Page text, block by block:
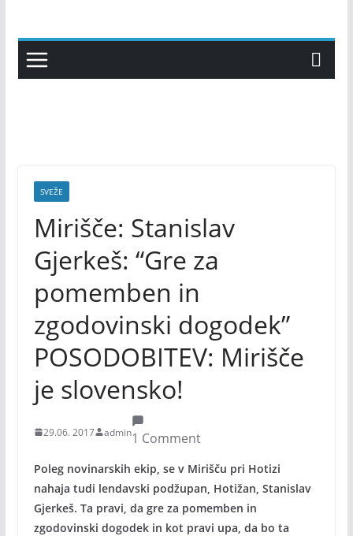
content
SVEŽE
Mirišče: Stanislav
Gjerkeš: “Gre za
pomemben in
zgodovinski dogodek”
POSODOBITEV: Mirišče
je slovensko!
29.06. 2017 admin1 Comment
Poleg novinarskih ekip, se v Mirišču pri Hotizi
nahaja tudi lendavski podžupan, Hotižan, Stanislav
Gjerkeš. Ta pravi, da gre za pomemben in
zgodovinski dogodek in kot pravi upa, da bo ta